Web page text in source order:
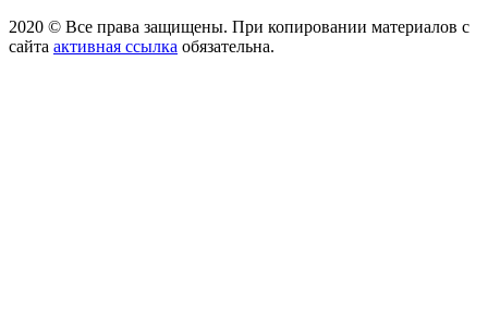
2020 © Все права защищены. При копировании материалов с
сайта активная ссылка обязательна.